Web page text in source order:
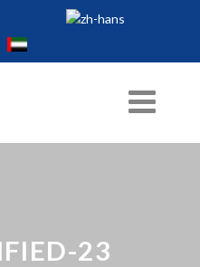
23